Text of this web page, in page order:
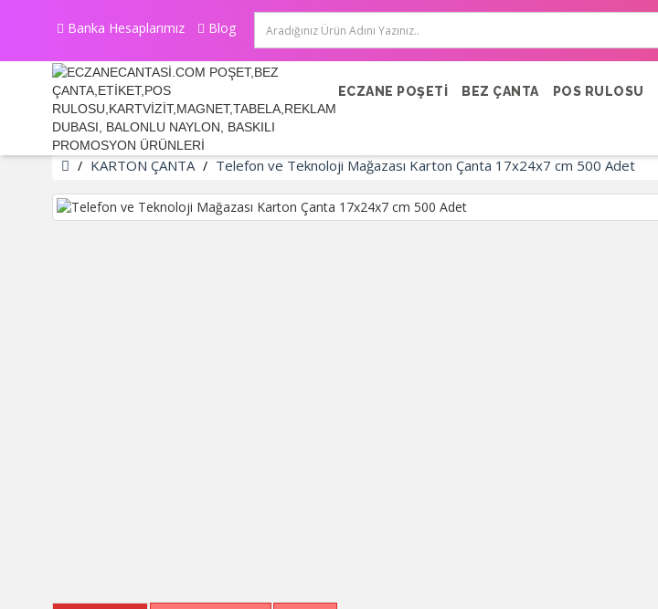
Banka Hesaplarımız Blog
ECZANE POŞETİ BEZ ÇANTA POS RULOSU
KARTON ÇANTA Telefon ve Teknoloji Mağazası Karton Çanta 17x24x7 cm 500 Adet